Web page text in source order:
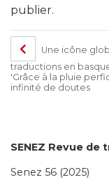
SENEZ Revue de
Senez 56 (2025)
publier.
Une icône
traductions en
'Grâce à la pluie
infinité de doutes